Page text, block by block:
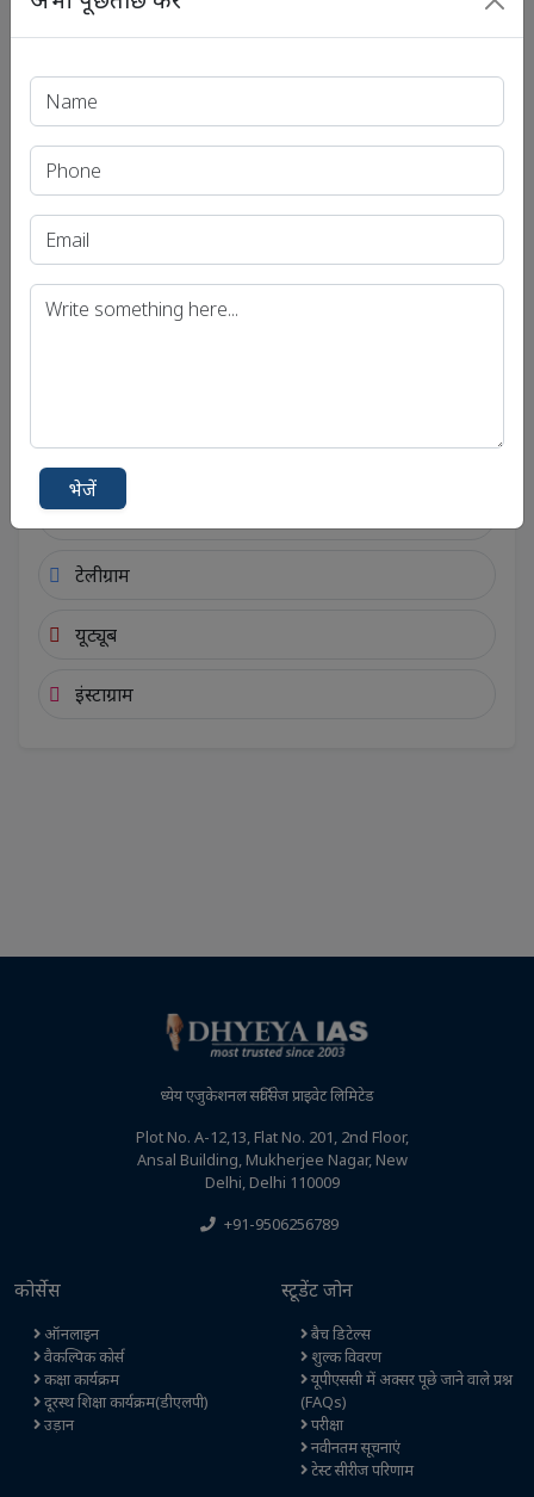
सोशल लिंक्स
सोशल अकाउंट से जुड़ें
फेसबुक
ट्विटर
टेलीग्राम
यूट्यूब
इंस्टाग्राम
ध्येय एजुकेशनल सर्विसेज प्राइवेट लिमिटेड
Plot No. A-12,13, Flat No. 201, 2nd Floor,
Ansal Building, Mukherjee Nagar, New
Delhi, Delhi 110009
+91-9506256789
कोर्सेस
ऑनलाइन
वैकल्पिक कोर्स
कक्षा कार्यक्रम
दूरस्थ शिक्षा कार्यक्रम(डीएलपी)
उड़ान
स्टूडेंट जोन
बैच डिटेल्स
शुल्क विवरण
यूपीएससी में अक्सर पूछे जाने वाले प्रश्न
(FAQs)
परीक्षा
नवीनतम सूचनाएं
टेस्ट सीरीज परिणाम
भेजें